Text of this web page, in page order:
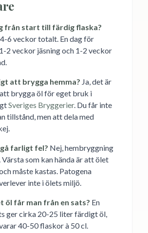
från start till färdig flaska?
6 veckor totalt. En dag för
2 veckor jäsning och 1-2 veckor
att brygga hemma? Ja, det är
brygga öl för eget bruk i
Sveriges Bryggerier. Du får inte
tillstånd, men att dela med
farligt fel? Nej, hembryggning
som kan hända är att ölet
måste kastas. Patogena
inte i ölets miljö.
öl får man från en sats? En
ger cirka 20-25 liter färdigt öl,
40-50 flaskor à 50 cl.